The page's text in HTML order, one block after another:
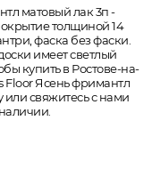
матовый лак 3п -
толщиной 14
фаска без фаски.
имеет светлый
купить в Ростове-на-
Floor Ясень фримантл
или свяжитесь с нами